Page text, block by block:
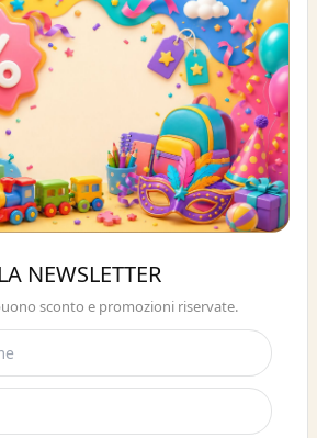
SUBITO UNO
10%
NEWSLETTER
sconto e promozioni riservate.